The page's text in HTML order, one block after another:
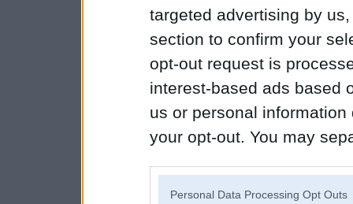
targeted advertising by
section to confirm your
opt-out request is
interest-based ads based
us or personal
your opt-out. You may
Personal Data Processing Opt Outs